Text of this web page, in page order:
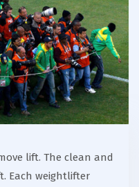
lift. The clean and
Each weightlifter